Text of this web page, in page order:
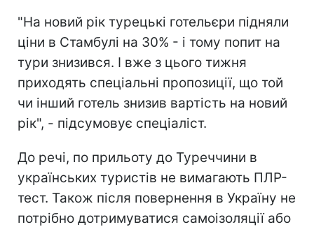
"На новий рік турецькі готельєри підняли
ціни в Стамбулі на 30% - і тому попит на
тури знизився. І вже з цього тижня
приходять спеціальні пропозиції, що той
чи інший готель знизив вартість на новий
рік", - підсумовує спеціаліст.
До речі, по прильоту до Туреччини в
українських туристів не вимагають ПЛР-
тест. Також після повернення в Україну не
потрібно дотримуватися самоізоляції або